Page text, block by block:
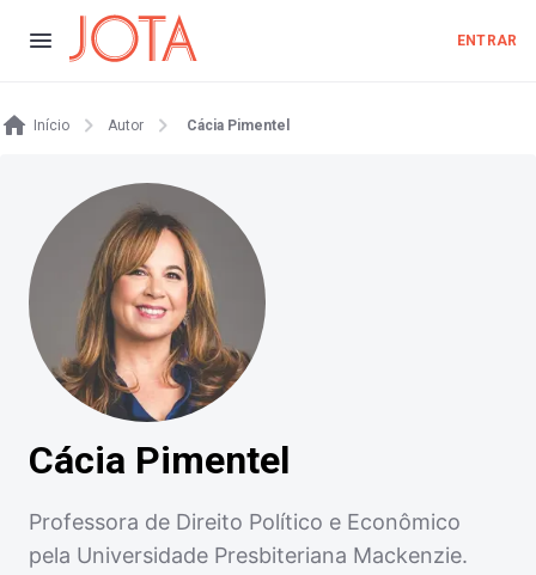
ENTRAR
Início Autor Cácia Pimentel
Cácia Pimentel
Professora de Direito Político e Econômico
pela Universidade Presbiteriana Mackenzie.